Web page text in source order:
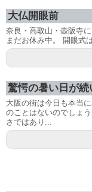
大仏開眼前
奈良・高取山・壺阪寺
まだお休み中。 開眼式
驚愕の暑い日が続
大阪の街は今日も本当
のことはないのでしょ
さではあり...